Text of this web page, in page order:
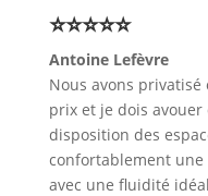
⭐⭐⭐⭐⭐
Antoine Lefèvre
Nous avons
prix et je dois avouer
disposition des
confortablement
avec une fluidité